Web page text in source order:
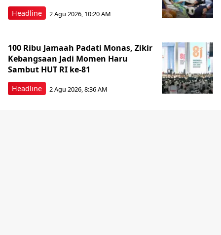
Headline 2 Agu 2026, 10:20 AM
Headline
100 Ribu Jamaah Padati Monas, Zikir
Kebangsaan Jadi Momen Haru
Sambut HUT RI ke-81
2 Agu 2026, 8:36 AM